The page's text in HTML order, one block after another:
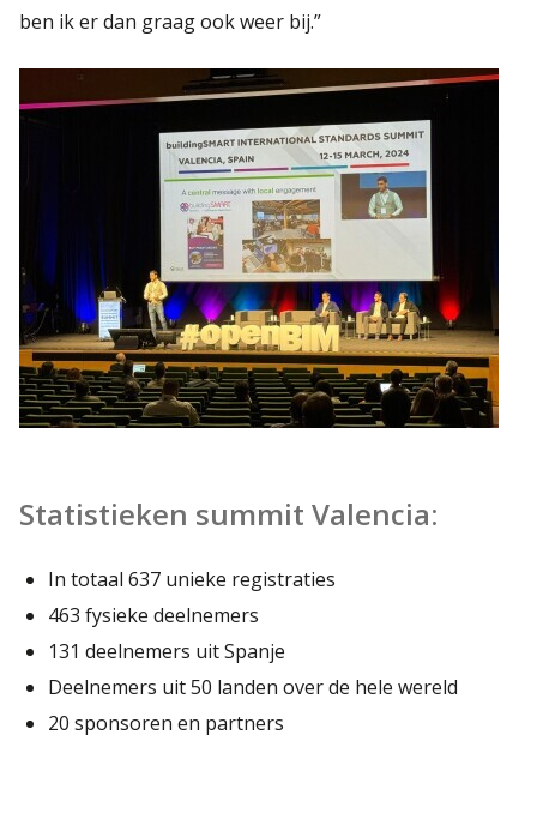
ben ik er dan graag ook weer bij.”
Statistieken summit Valencia:
In totaal 637 unieke registraties
463 fysieke deelnemers
131 deelnemers uit Spanje
Deelnemers uit 50 landen over de hele wereld
20 sponsoren en partners